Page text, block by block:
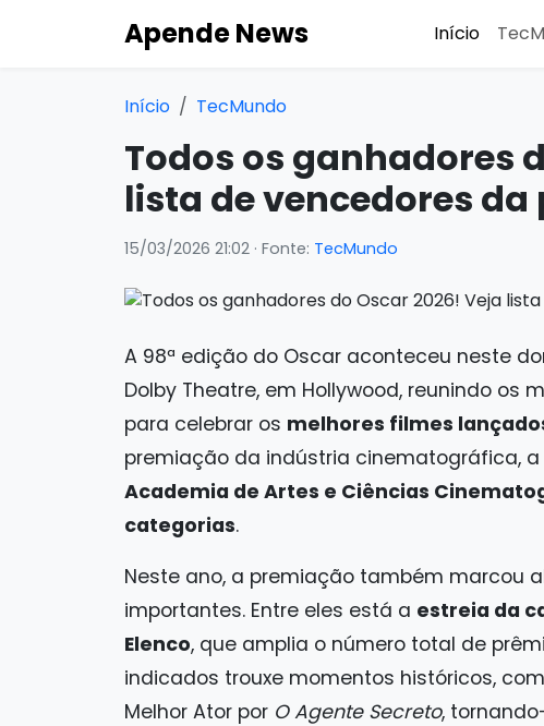
Apende News Início
Início TecMundo
Todos os ganhadores
lista de vencedores
15/03/2026 21:02 · Fonte: TecMundo
A 98ª edição do Oscar aconteceu neste
Dolby Theatre, em Hollywood, reunindo os
para celebrar os melhores filmes
premiação da indústria cinematográfica,
Academia de Artes e Ciências
categorias.
Neste ano, a premiação também marcou
importantes. Entre eles está a estreia da
Elenco, que amplia o número total de
indicados trouxe momentos históricos,
Melhor Ator por O Agente Secreto,